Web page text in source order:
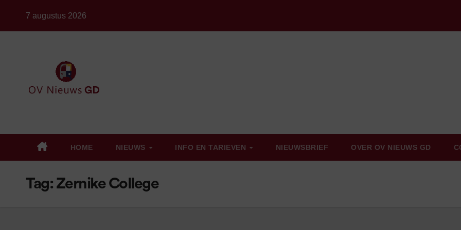
7 augustus 2026
HOME NIEUWS INFO EN TARIEVEN NIEUWSBRIEF OVER OV NIEUWS GD
Tag: Zernike College